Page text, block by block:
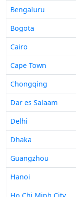
Bengaluru
Bogota
Cairo
Cape Town
Chongqing
Dar es Salaam
Delhi
Dhaka
Guangzhou
Hanoi